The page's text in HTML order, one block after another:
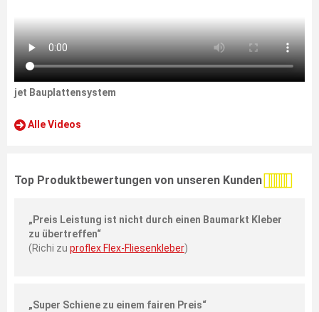
jet Bauplattensystem
Alle Videos
Top Produktbewertungen von unseren Kunden
„Preis Leistung ist nicht durch einen Baumarkt Kleber
zu übertreffen“
(Richi zu proflex Flex-Fliesenkleber)
„Super Schiene zu einem fairen Preis“